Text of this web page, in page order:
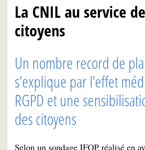
La CNIL au service
citoyens
Un nombre record de
s’explique par l’effet
RGPD et une
des citoyens
Selon un sondage IFOP réalisé en